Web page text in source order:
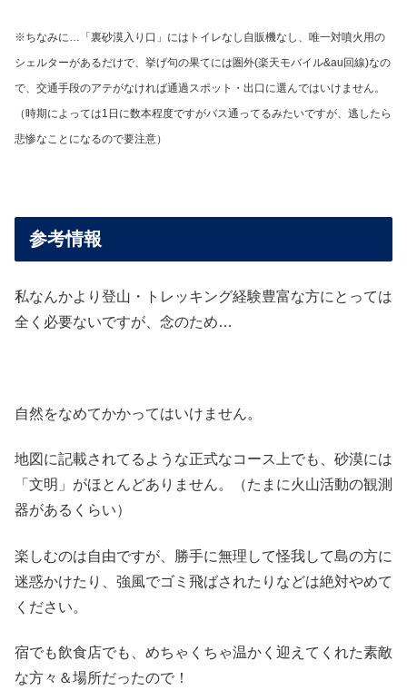
※ちなみに…「裏砂漠入り口」にはトイレなし自販機なし、唯一対噴火用の
シェルターがあるだけで、挙げ句の果てには圏外(楽天モバイル&au回線)なの
で、交通手段のアテがなければ通過スポット・出口に選んではいけません。
（時期によっては1日に数本程度ですがバス通ってるみたいですが、逃したら
悲惨なことになるので要注意）
参考情報
私なんかより登山・トレッキング経験豊富な方にとっては
全く必要ないですが、念のため…
自然をなめてかかってはいけません。
地図に記載されてるような正式なコース上でも、砂漠には
「文明」がほとんどありません。（たまに火山活動の観測
器があるくらい）
楽しむのは自由ですが、勝手に無理して怪我して島の方に
迷惑かけたり、強風でゴミ飛ばされたりなどは絶対やめて
ください。
宿でも飲食店でも、めちゃくちゃ温かく迎えてくれた素敵
な方々＆場所だったので！